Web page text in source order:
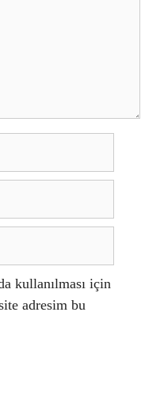
kullanılması için
adresim bu